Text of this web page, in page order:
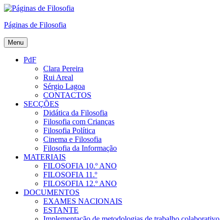
Skip
content
Páginas de Filosofia
Menu
PdF
Clara Pereira
Rui Areal
Sérgio Lagoa
CONTACTOS
SECÇÕES
Didática da Filosofia
Filosofia com Crianças
Filosofia Política
Cinema e Filosofia
Filosofia da Informação
MATERIAIS
FILOSOFIA 10.º ANO
FILOSOFIA 11.º
FILOSOFIA 12.º ANO
DOCUMENTOS
EXAMES NACIONAIS
ESTANTE